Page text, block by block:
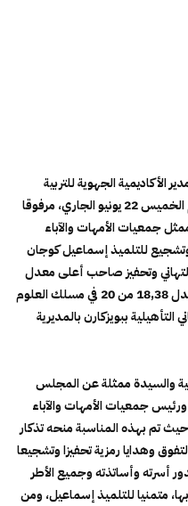
الأكاديمية الجهوية للتربية
والتكوين لجهة كلميم واد نون، مساء يوم الخميس 22 يونيو الجاري، مرفوقا
جمعيات الأمهات والآباء
وتشجيع للتلميذ إسماعيل كوجان
وتحفيز صاحب أعلى معدل
على صعيد الجهة ، والذي حصل على معدل 18,38 من 20 في مسلك العلوم
التأهيلية ببويزكارن بالمديرية
والسيدة ممثلة عن المجلس
ورئيس جمعيات الأمهات والآباء
تم بهذه المناسبة منحه تذكار
وهدايا رمزية تحفيزا وتشجيعا
أسرته وأساتذته وجميع الأطر
متمنيا للتلميذ إسماعيل، ومن